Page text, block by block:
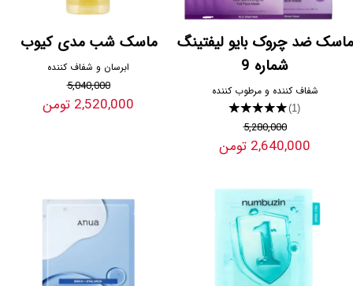
ماسک ضد چروک بایو لیفتینگ
شماره 9
شفاف کننده و مرطوب کننده
★★★★★(1)
5,280,000
2,640,000 تومن
ماسک شب مدی کیوب
ابرسان و شفاف کننده
5,040,000
2,520,000 تومن